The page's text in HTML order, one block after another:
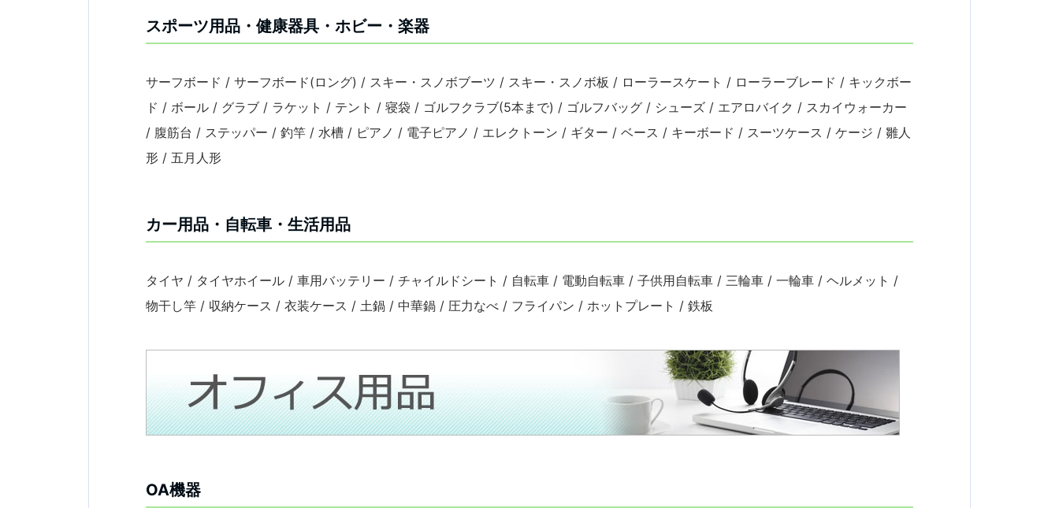
スポーツ用品・健康器具・ホビー・楽器
サーフボード / サーフボード(ロング) / スキー・スノボブーツ / スキー・スノボ板 / ローラースケート / ローラーブレード / キックボー
ド / ボール / グラブ / ラケット / テント / 寝袋 / ゴルフクラブ(5本まで) / ゴルフバッグ / シューズ / エアロバイク / スカイウォーカー
/ 腹筋台 / ステッパー / 釣竿 / 水槽 / ピアノ / 電子ピアノ / エレクトーン / ギター / ベース / キーボード / スーツケース / ケージ / 雛人
形 / 五月人形
カー用品・自転車・生活用品
タイヤ / タイヤホイール / 車用バッテリー / チャイルドシート / 自転車 / 電動自転車 / 子供用自転車 / 三輪車 / 一輪車 / ヘルメット /
物干し竿 / 収納ケース / 衣装ケース / 土鍋 / 中華鍋 / 圧力なべ / フライパン / ホットプレート / 鉄板
OA機器